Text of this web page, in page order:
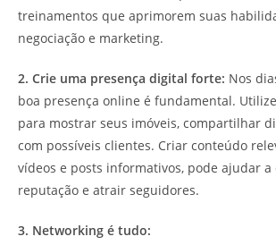
treinamentos que aprimorem suas
negociação e marketing.
2. Crie uma presença digital forte: Nos
boa presença online é fundamental.
para mostrar seus imóveis, compartilhar
com possíveis clientes. Criar conteúdo
vídeos e posts informativos, pode ajudar
reputação e atrair seguidores.
3. Networking é tudo: